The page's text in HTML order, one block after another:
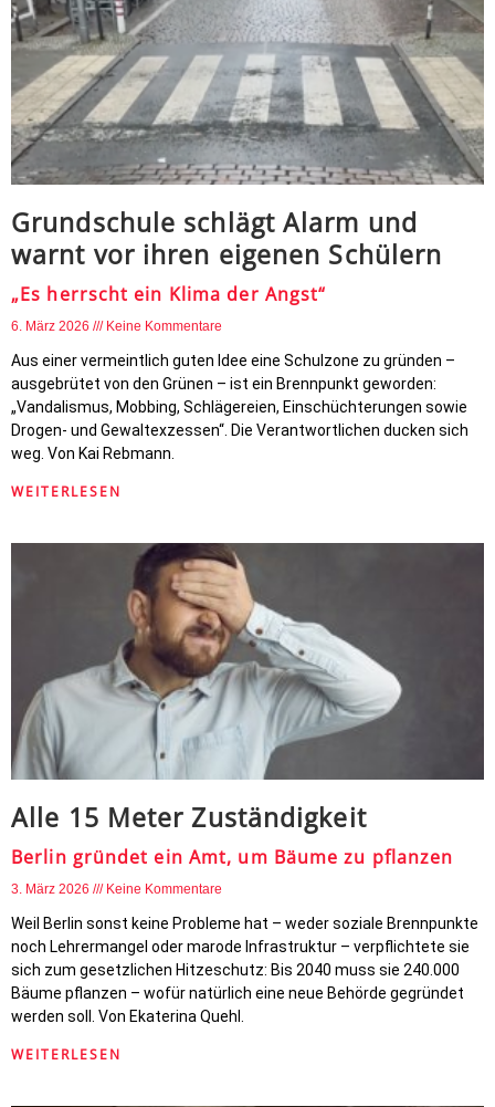
Grundschule schlägt Alarm und
warnt vor ihren eigenen Schülern
„Es herrscht ein Klima der Angst“
6. März 2026 Keine Kommentare
Aus einer vermeintlich guten Idee eine Schulzone zu gründen –
ausgebrütet von den Grünen – ist ein Brennpunkt geworden:
„Vandalismus, Mobbing, Schlägereien, Einschüchterungen sowie
Drogen- und Gewaltexzessen“. Die Verantwortlichen ducken sich
weg. Von Kai Rebmann.
WEITERLESEN
Alle 15 Meter Zuständigkeit
Berlin gründet ein Amt, um Bäume zu pflanzen
3. März 2026 Keine Kommentare
Weil Berlin sonst keine Probleme hat – weder soziale Brennpunkte
noch Lehrermangel oder marode Infrastruktur – verpflichtete sie
sich zum gesetzlichen Hitzeschutz: Bis 2040 muss sie 240.000
Bäume pflanzen – wofür natürlich eine neue Behörde gegründet
werden soll. Von Ekaterina Quehl.
WEITERLESEN